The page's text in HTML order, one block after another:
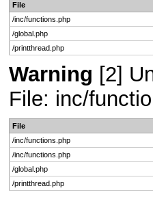
File
/inc/functions.php
/global.php
/printthread.php
Warning [2]
File: inc/
File
/inc/functions.php
/inc/functions.php
/global.php
/printthread.php